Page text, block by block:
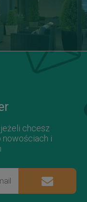
chcesz
i